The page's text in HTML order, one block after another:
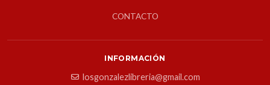
CONTACTO
INFORMACIÓN
losgonzalezlibreria@gmail.com